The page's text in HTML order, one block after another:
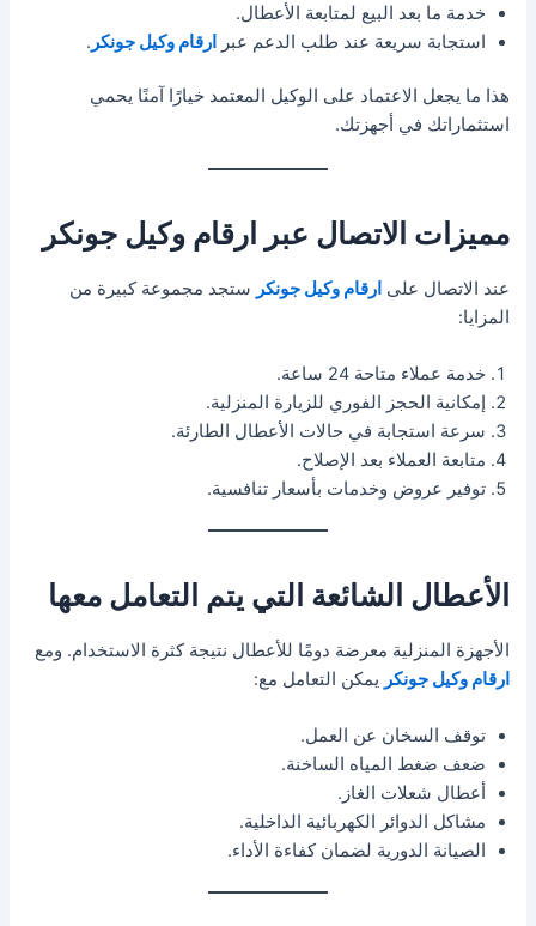
خدمة ما بعد البيع لمتابعة الأعطال.
استجابة سريعة عند طلب الدعم عبر
ارقام وكيل جونكر .
هذا ما يجعل الاعتماد على الوكيل المعتمد خيارًا آمنًا يحمي
استثماراتك في أجهزتك.
مميزات الاتصال عبر ارقام وكيل جونكر
عند الاتصال على ارقام وكيل جونكر ستجد مجموعة كبيرة من
المزايا:
خدمة عملاء متاحة 24 ساعة.
إمكانية الحجز الفوري للزيارة المنزلية.
سرعة استجابة في حالات الأعطال الطارئة.
متابعة العملاء بعد الإصلاح.
توفير عروض وخدمات بأسعار تنافسية.
الأعطال الشائعة التي يتم التعامل معها
الأجهزة المنزلية معرضة دومًا للأعطال نتيجة كثرة الاستخدام. ومع
ارقام وكيل جونكر يمكن التعامل مع:
توقف السخان عن العمل.
ضعف ضغط المياه الساخنة.
أعطال شعلات الغاز.
مشاكل الدوائر الكهربائية الداخلية.
الصيانة الدورية لضمان كفاءة الأداء.